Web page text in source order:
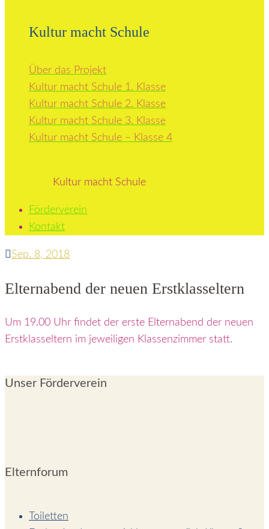
Kultur macht Schule
Über das Projekt
Kultur macht Schule 1. Klasse
Kultur macht Schule 2. Klasse
Kultur macht Schule 3. Klasse
Kultur macht Schule – Klasse 4
Kultur macht Schule
Förderverein
Kontakt
Sep. 8, 2018
Elternabend der neuen Erstklasseltern
Um 19.00 Uhr findet der erste Elternabend der neuen
Erstklasseltern im jeweiligen Klassenzimmer statt.
Unser Förderverein
Elternforum
Toiletten